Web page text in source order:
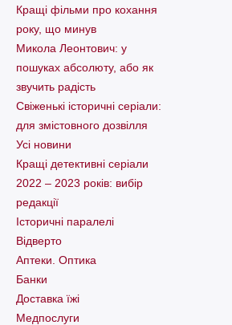
Кращі фільми про кохання
року, що минув
Микола Леонтович: у
пошуках абсолюту, або як
звучить радість
Свіженькі історичні серіали:
для змістовного дозвілля
Усі новини
Кращі детективні серіали
2022 – 2023 років: вибір
редакції
Історичні паралелі
Відверто
Аптеки. Оптика
Банки
Доставка їжі
Медпослуги